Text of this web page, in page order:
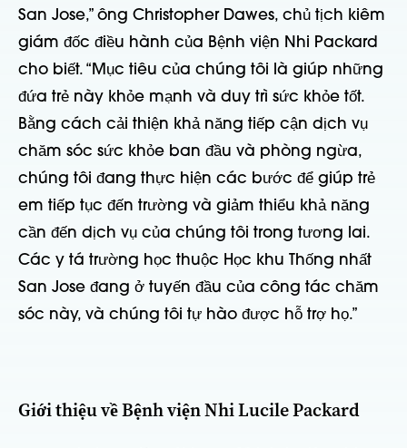
San Jose,” ông Christopher Dawes, chủ tịch kiêm
giám đốc điều hành của Bệnh viện Nhi Packard
cho biết. “Mục tiêu của chúng tôi là giúp những
đứa trẻ này khỏe mạnh và duy trì sức khỏe tốt.
Bằng cách cải thiện khả năng tiếp cận dịch vụ
chăm sóc sức khỏe ban đầu và phòng ngừa,
chúng tôi đang thực hiện các bước để giúp trẻ
em tiếp tục đến trường và giảm thiểu khả năng
cần đến dịch vụ của chúng tôi trong tương lai.
Các y tá trường học thuộc Học khu Thống nhất
San Jose đang ở tuyến đầu của công tác chăm
sóc này, và chúng tôi tự hào được hỗ trợ họ.”
Giới thiệu về Bệnh viện Nhi Lucile Packard